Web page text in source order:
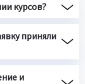
курсов?
приняли
и